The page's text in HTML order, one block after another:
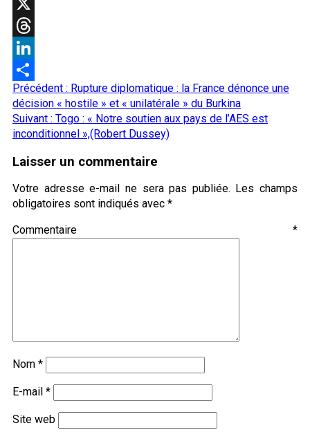
WhatsApp
X
Threads
LinkedIn
Partager
Navigation
d’article
Précédent : Rupture diplomatique : la France dénonce une
décision « hostile » et « unilatérale » du Burkina
Suivant : Togo : « Notre soutien aux pays de l’AES est
inconditionnel »,(Robert Dussey)
Laisser un commentaire
Votre adresse e-mail ne sera pas publiée. Les champs
obligatoires sont indiqués avec *
Commentaire *
Nom *
E-mail *
Site web